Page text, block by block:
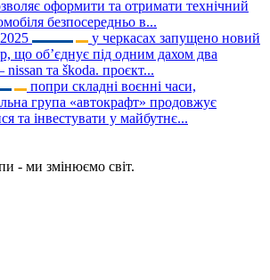
оформити та отримати технічний
безпосередньо в...
у черкасах запущено новий
що об’єднує під одним дахом два
та škoda. проєкт...
попри складні воєнні часи,
група «автокрафт» продовжує
та інвестувати у майбутнє...
- ми змінюємо світ.